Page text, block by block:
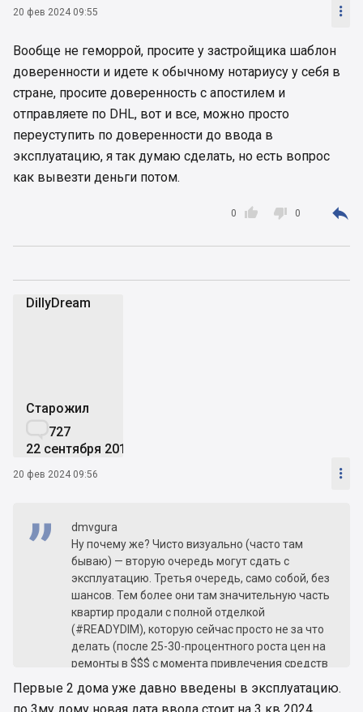
20 фев 2024 09:55 
Вообще не геморрой, просите у застройщика шаблон
доверенности и идете к обычному нотариусу у себя в
стране, просите доверенность с апостилем и
отправляете по DHL, вот и все, можно просто
переуступить по доверенности до ввода в
эксплуатацию, я так думаю сделать, но есть вопрос
как вывезти деньги потом.

0  0 
DillyDream
Старожил
727
22 сентября 2016
20 фев 2024 09:56 
dmvgura
Ну почему же? Чисто визуально (часто там
бываю) — вторую очередь могут сдать с
эксплуатацию. Третья очередь, само собой, без
шансов. Тем более они там значительную часть
квартир продали с полной отделкой
(#READYDIM), которую сейчас просто не за что
делать (после 25-30-процентного роста цен на
ремонты в $$$ с момента привлечения средств
инвесторов в 2020-2021 годах). В гривне там и
вовсе жуть выходит.
Первые 2 дома уже давно введены в эксплуатацию.